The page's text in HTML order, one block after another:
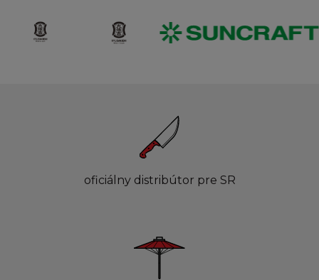
oficiálny distribútor pre SR